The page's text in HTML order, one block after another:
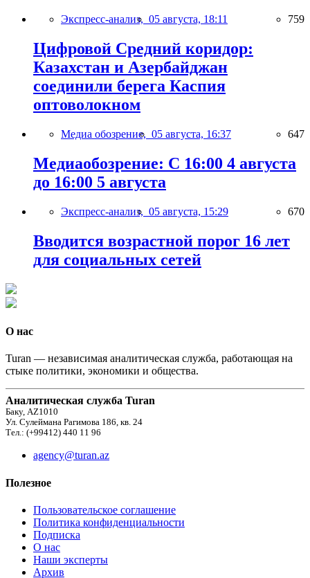
Экспресс-анализ, 05 августа, 18:11 759
Цифровой Средний коридор:
Казахстан и Азербайджан
соединили берега Каспия
оптоволокном
Медиа обозрение, 05 августа, 16:37 647
Медиаобозрение: С 16:00 4 августа
до 16:00 5 августа
Экспресс-анализ, 05 августа, 15:29 670
Вводится возрастной порог 16 лет
для социальных сетей
О нас
Turan — независимая аналитическая служба, работающая на
стыке политики, экономики и общества.
Аналитическая служба Turan
Баку, AZ1010
Ул. Сулеймана Рагимова 186, кв. 24
Тел.: (+99412) 440 11 96
agency@turan.az
Полезное
Пользовательское соглашение
Политика конфиденциальности
Подписка
О нас
Наши эксперты
Архив